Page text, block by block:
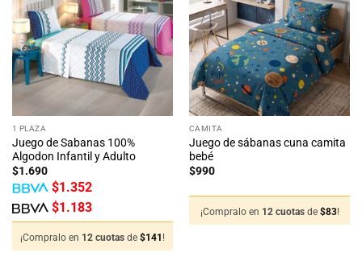
a la
lista
de
deseos
1 PLAZA
Juego de Sabanas 100%
Algodon Infantil y Adulto
$1.690
$1.352
$1.183
¡Compralo en 12 cuotas de $141 !
a la
lista
de
deseos
CAMITA
Juego de sábanas cuna camita
bebé
$990
¡Compralo en 12 cuotas de $83!